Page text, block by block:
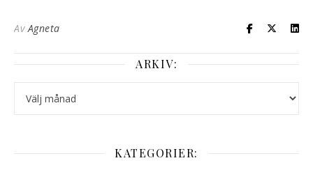
AvAgneta
ARKIV:
KATEGORIER: